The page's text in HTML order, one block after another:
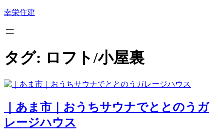
内
を
キ
ッ
幸栄住建
タグ: ロフト/小屋裏
｜あま市｜おうちサウナでととのうガ
レージハウス